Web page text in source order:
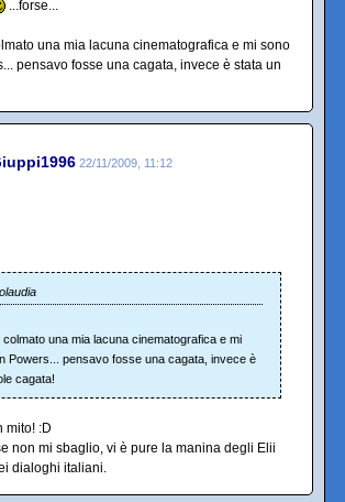
...forse...
una mia lacuna cinematografica e mi sono
pensavo fosse una cagata, invece è stata un
22/11/2009, 11:12
una mia lacuna cinematografica e mi
Powers... pensavo fosse una cagata, invece è
cagata!
mito! :D
non mi sbaglio, vi è pure la manina degli Elii
dialoghi italiani.